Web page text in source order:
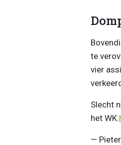
te
vier
Slecht
het WK.
—